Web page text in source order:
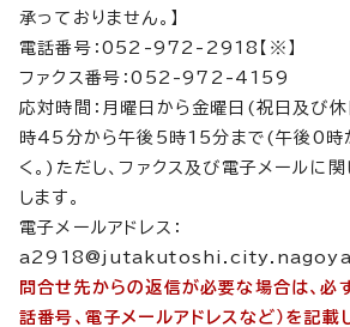
承っておりません。】
電話番号：052-972-2918【※】
ファクス番号：052-972-4159
応対時間：月曜日から金曜日(祝日及び
時45分から午後5時15分まで(午後0時
く。)ただし、ファクス及び電子メールに
します。
電子メールアドレス：
問合せ先からの返信が必要な場合は、必
話番号、電子メールアドレスなど）を記載